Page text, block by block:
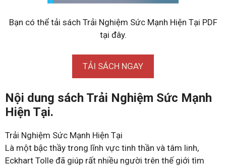
Bạn có thể tải sách Trải Nghiệm Sức Mạnh Hiện Tại PDF
tại đây.
TẢI SÁCH NGAY
Nội dung sách Trải Nghiệm Sức Mạnh
Hiện Tại.
Trải Nghiệm Sức Mạnh Hiện Tại
Là một bậc thầy trong lĩnh vực tinh thần và tâm linh,
Eckhart Tolle đã giúp rất nhiều người trên thế giới tìm